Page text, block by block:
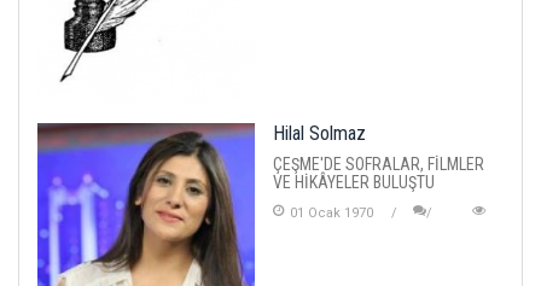
Hilal Solmaz
ÇEŞME'DE SOFRALAR, FİLMLER
VE HİKÂYELER BULUŞTU
01 Ocak 1970